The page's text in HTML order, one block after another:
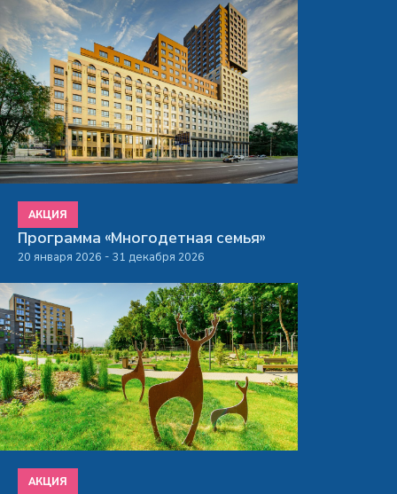
АКЦИЯ
Программа «Многодетная семья»
20 января 2026 - 31 декабря 2026
АКЦИЯ